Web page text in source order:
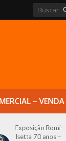
– VENDA
Exposição Romi-
Isetta 70 anos –